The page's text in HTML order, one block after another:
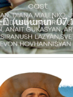
(ավարտ՝